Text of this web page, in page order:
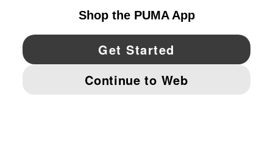
YouTube Twitter Pinterest
IMPRINT AND LEGAL DATA